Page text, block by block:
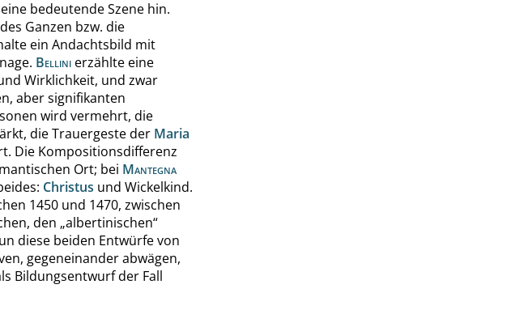
bedeutende Szene hin.
Ganzen bzw. die
ein Andachtsbild mit
Bellini erzählte eine
Wirklichkeit, und zwar
aber signifikanten
wird vermehrt, die
die Trauergeste der Maria
Die Kompositionsdifferenz
Ort; bei Mantegna
Christus und Wickelkind.
1450 und 1470, zwischen
den „albertinischen“
diese beiden Entwürfe von
gegeneinander abwägen,
Bildungsentwurf der Fall